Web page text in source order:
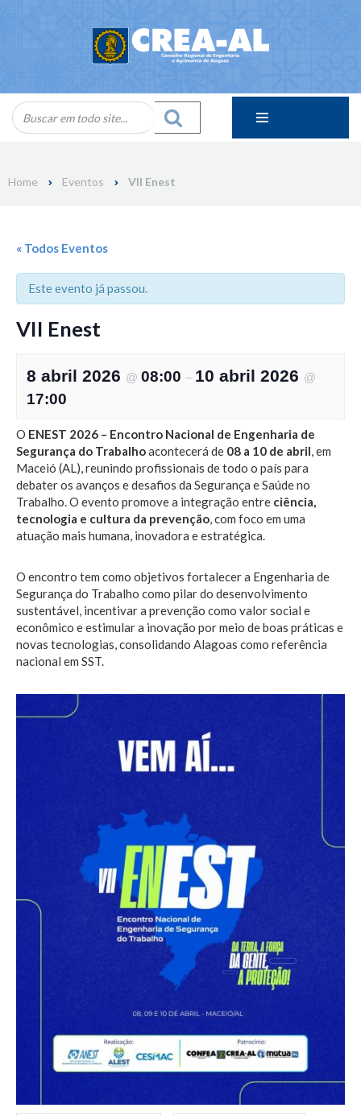
Home Eventos VII Enest
« Todos Eventos
Este evento já passou.
VII Enest
8 abril 2026 @ 08:00 – 10 abril 2026 @
17:00
O ENEST 2026 – Encontro Nacional de Engenharia de
Segurança do Trabalhoacontecerá de 08 a 10 de abril, em
Maceió (AL), reunindo profissionais de todo o país para
debater os avanços e desafios da Segurança e Saúde no
Trabalho. O evento promove a integração entre ciência,
tecnologia e cultura da prevenção, com foco em uma
atuação mais humana, inovadora e estratégica.
O encontro tem como objetivos fortalecer a Engenharia de
Segurança do Trabalho como pilar do desenvolvimento
sustentável, incentivar a prevenção como valor social e
econômico e estimular a inovação por meio de boas práticas e
novas tecnologias, consolidando Alagoas como referência
nacional em SST.